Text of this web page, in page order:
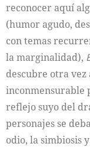
reconocer aquí
(humor agudo,
con temas
la marginalidad),
descubre otra
inconmensurable
reflejo suyo del
personajes se
odio, la simbiosis